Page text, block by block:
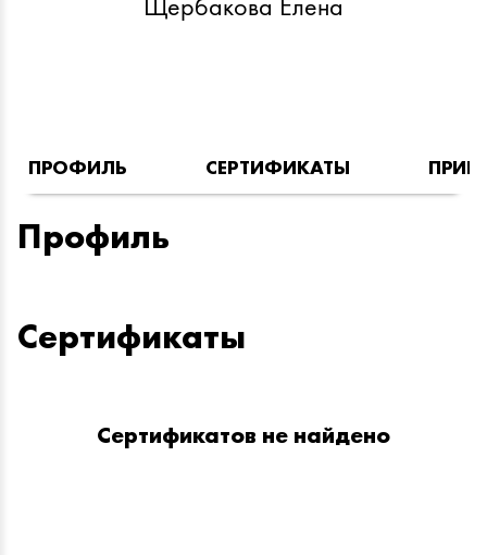
Щербакова Елена
ПРОФИЛЬ СЕРТИФИКАТЫ
Профиль
Сертификаты
Сертификатов не найдено